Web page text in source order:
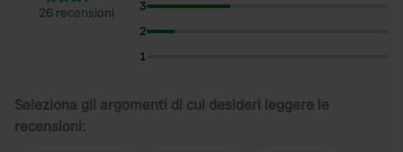
26 recensioni
3
2
1
Seleziona gli argomenti di cui desideri leggere le
recensioni: